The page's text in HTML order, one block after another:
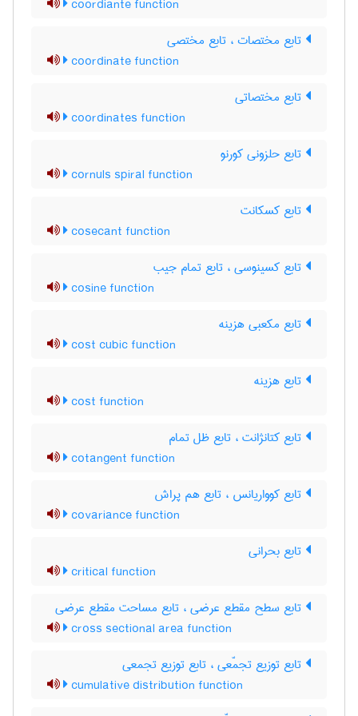
coordiante function
تابع مختصات ، تابع مختصی
coordinate function
تابع مختصاتی
coordinates function
تابع حلزونی کورنو
cornuls spiral function
تابع کسکانت
cosecant function
تابع کسینوسی ، تابع تمام جیب
cosine function
تابع مکعبی هزینه
cost cubic function
تابع هزینه
cost function
تابع کتانژانت ، تابع ظل تمام
cotangent function
تابع کوواریانس ، تابع هم پراش
covariance function
تابع بحرانی
critical function
تابع سطح مقطع عرضی ، تابع مساحت مقطع عرضی
cross sectional area function
تابع توزیع تجمّعی ، تابع توزیع تجمعی
cumulative distribution function